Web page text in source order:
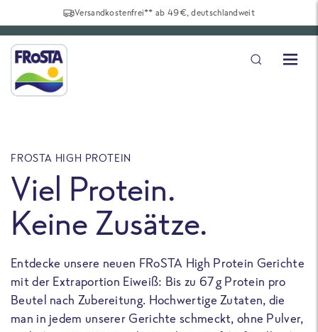
Versandkostenfrei** ab 49€, deutschlandweit
FROSTA HIGH PROTEIN
Viel Protein.
Keine Zusätze.
Entdecke unsere neuen FRoSTA High Protein Gerichte
mit der Extraportion Eiweiß: Bis zu 67 g Protein pro
Beutel nach Zubereitung. Hochwertige Zutaten, die
man in jedem unserer Gerichte schmeckt, ohne Pulver,